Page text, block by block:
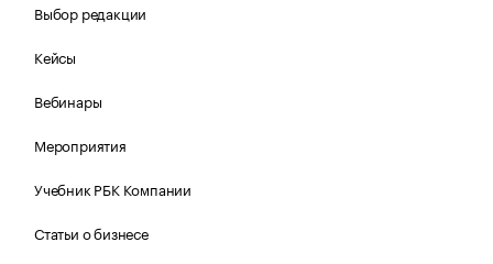
Выбор редакции
Кейсы
Вебинары
Мероприятия
Учебник РБК Компании
Статьи о бизнесе